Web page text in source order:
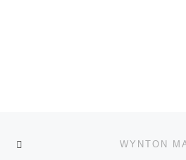
ZURÜCK ZUR WYNTON